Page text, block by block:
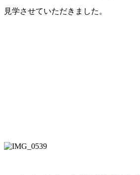
見学させていただきました。